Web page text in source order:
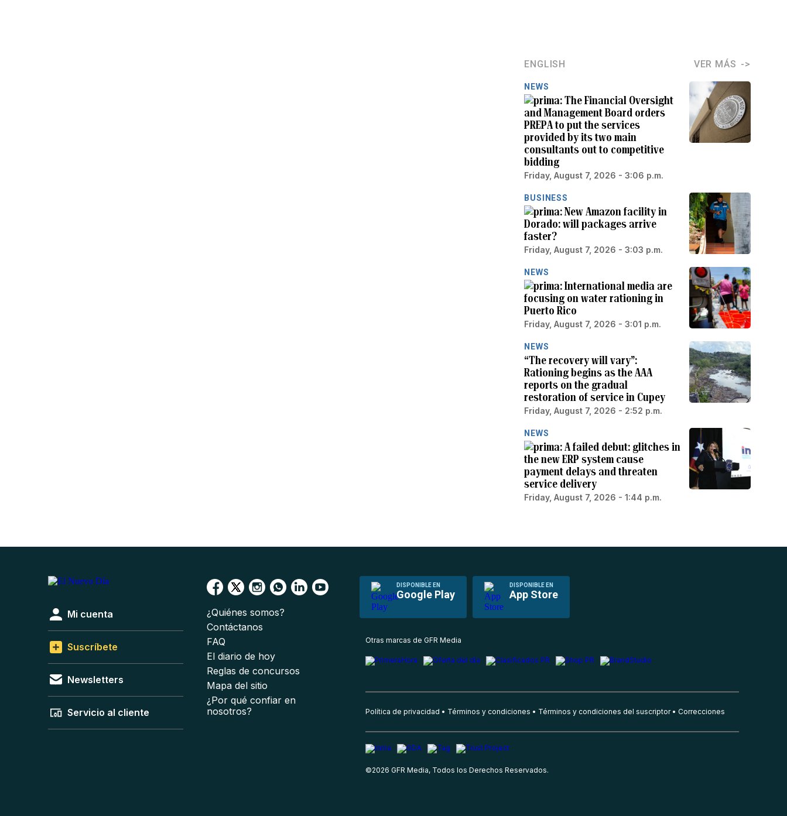
ENGLISH VER MÁS
NEWS
The Financial Oversight
and Management Board orders
PREPA to put the services
provided by its two main
consultants out to competitive
bidding
Friday, August 7, 2026 - 3:06 p.m.
BUSINESS
New Amazon facility in
Dorado: will packages arrive
faster?
Friday, August 7, 2026 - 3:03 p.m.
NEWS
International media are
focusing on water rationing in
Puerto Rico
Friday, August 7, 2026 - 3:01 p.m.
NEWS
“The recovery will vary”:
Rationing begins as the AAA
reports on the gradual
restoration of service in Cupey
Friday, August 7, 2026 - 2:52 p.m.
NEWS
A failed debut: glitches in
the new ERP system cause
payment delays and threaten
service delivery
Friday, August 7, 2026 - 1:44 p.m.
DISPONIBLE EN
Google Play
DISPONIBLE EN
App Store
Mi cuenta
Suscríbete
Newsletters
Servicio al cliente
¿Quiénes somos?
Contáctanos
FAQ
El diario de hoy
Reglas de concursos
Mapa del sitio
¿Por qué confiar en
nosotros?
Otras marcas de GFR Media
Política de privacidad Términos y condiciones Términos y condiciones del suscriptor Correcciones
©2026 GFR Media, Todos los Derechos Reservados.